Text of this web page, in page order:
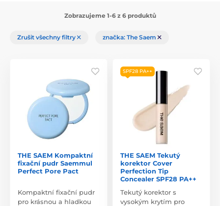
Zobrazujeme 1-6 z 6 produktů
Zrušit všechny filtry značka: The Saem
THE SAEM Kompaktní
fixační pudr Saemmul
Perfect Pore Pact
Kompaktní fixační pudr
pro krásnou a hladkou
SPF28 PA++
THE SAEM Tekutý
korektor Cover
Perfection Tip
Concealer SPF28 PA++
Tekutý korektor s
vysokým krytím pro